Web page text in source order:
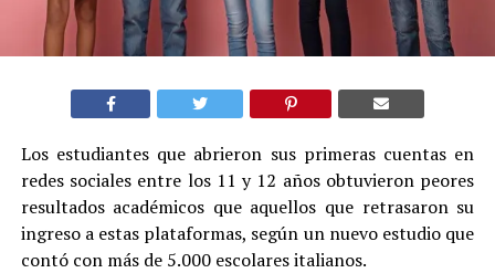
Los estudiantes que abrieron sus primeras cuentas en
redes sociales entre los 11 y 12 años obtuvieron peores
resultados académicos que aquellos que retrasaron su
ingreso a estas plataformas, según un nuevo estudio que
contó con más de 5.000 escolares italianos.